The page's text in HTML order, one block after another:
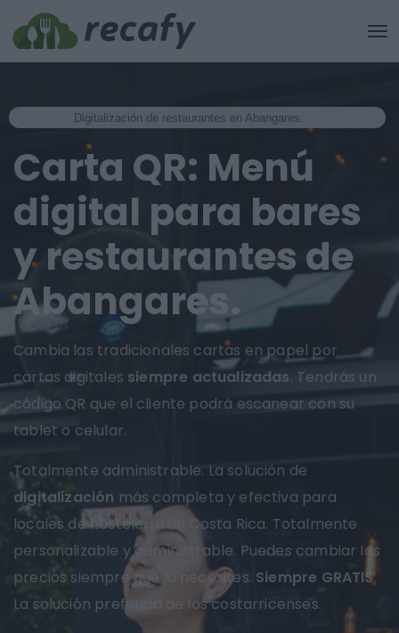
Digitalización de restaurantes en Abangares.
Carta QR: Menú
digital para bares
y restaurantes de
Abangares.
Cambia las tradicionales cartas en papel por
cartas digitales siempre actualizadas. Tendrás un
código QR que el cliente podrá escanear con su
tablet o celular.
Totalmente administrable. La solución de
digitalización más completa y efectiva para
locales de hostelería de Costa Rica. Totalmente
personalizable y administrable. Puedes cambiar los
precios siempre que lo necesites. Siempre GRATIS.
La solución preferida de los costarricenses.